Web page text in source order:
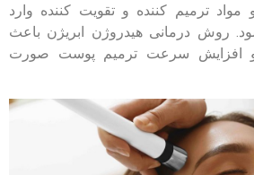
ترمیم کننده و تقویت کننده وارد
روش درمانی هیدروژن ابریژن باعث
افزایش سرعت ترمیم پوست صورت